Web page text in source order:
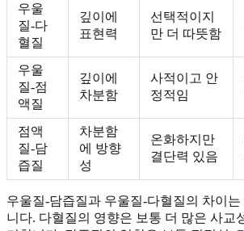
우울
질-다
혈질
깊이에
표현력
선택적이지
만 더 따뜻함
우울
질-점
액질
깊이에
차분함
사적이고 안
정적임
점액
질-담
즙질
차분함
에 방향
성
온화하지만
결단력 있음
우울질-담즙질과 우울질-다혈질의 차이
니다. 다혈질의 영향은 보통 더 많은 사교